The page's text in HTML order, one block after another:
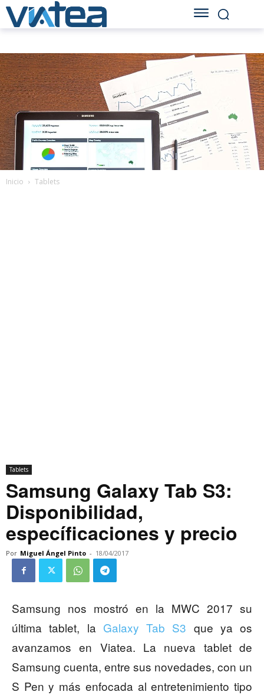
Inicio Tablets
Tablets
Samsung Galaxy Tab S3:
Disponibilidad,
específicaciones y precio
Por Miguel Ángel Pinto - 18/04/2017
Samsung nos mostró en la MWC 2017 su
última tablet, la Galaxy Tab S3 que ya os
avanzamos en Viatea. La nueva tablet de
Samsung cuenta, entre sus novedades, con un
S Pen y más enfocada al entretenimiento tipo